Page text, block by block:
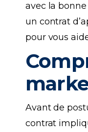
avec la
un contrat
pour vous
Avant de
contrat